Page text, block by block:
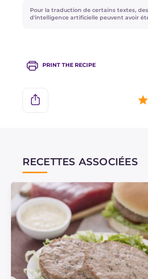
Pour la traduction de certains textes,
d'intelligence artificielle peuvent avoir
PRINT THE RECIPE
RECETTES ASSOCIÉES